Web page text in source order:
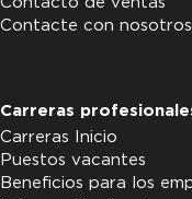
Contacte con nosotros
Carreras
Carreras Inicio
Puestos vacantes
Beneficios para los